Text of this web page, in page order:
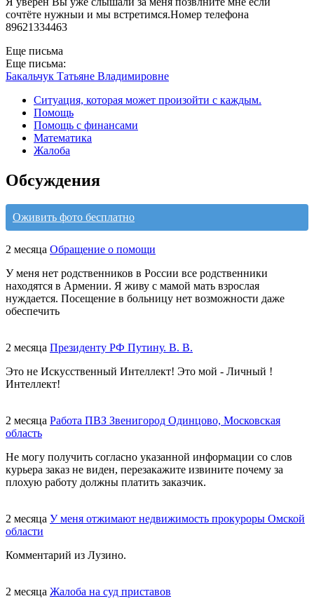
сочтёте нужныи и мы встретимся.Номер телефона
89621334463
Еще письма
Еще письма:
Бакальчук Татьяне Владимировне
Ситуация, которая может произойти с каждым.
Помощь
Помощь с финансами
Математика
Жалоба
Обсуждения
Оживить фото бесплатно
2 месяца Обращение о помощи
У меня нет родственников в России все родственники
находятся в Армении. Я живу с мамой мать взрослая
нуждается. Посещение в больницу нет возможности даже
обеспечить
2 месяца Президенту РФ Путину. В. В.
Это не Искусственный Интеллект! Это мой - Личный !
Интеллект!
2 месяца Работа ПВЗ Звенигород Одинцово, Московская
область
Не могу получить согласно указанной информации со слов
курьера заказ не виден, перезакажите извините почему за
плохую работу должны платить заказчик.
2 месяца У меня отжимают недвижимость прокуроры Омской
области
Комментарий из Лузино.
2 месяца Жалоба на суд приставов